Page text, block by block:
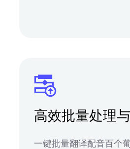
高效批量处理
一键批量翻译配音百个